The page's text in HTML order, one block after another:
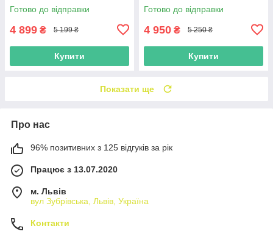
Готово до відправки
4 899 ₴ 5 199 ₴
Купити
Готово до відправки
4 950 ₴ 5 250 ₴
Купити
Показати ще
Про нас
96% позитивних з 125 відгуків за рік
Працює з 13.07.2020
м. Львів
вул Зубрівська, Львів, Україна
Контакти